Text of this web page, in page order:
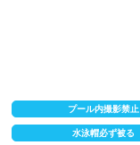
プール内撮影禁止
水泳帽必ず被る